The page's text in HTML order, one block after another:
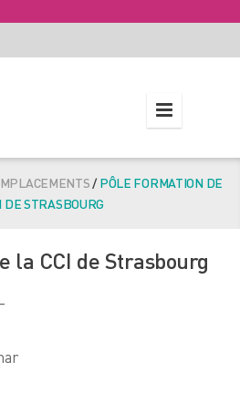
/PÔLE FORMATION DE
DE STRASBOURG
la CCI de Strasbourg